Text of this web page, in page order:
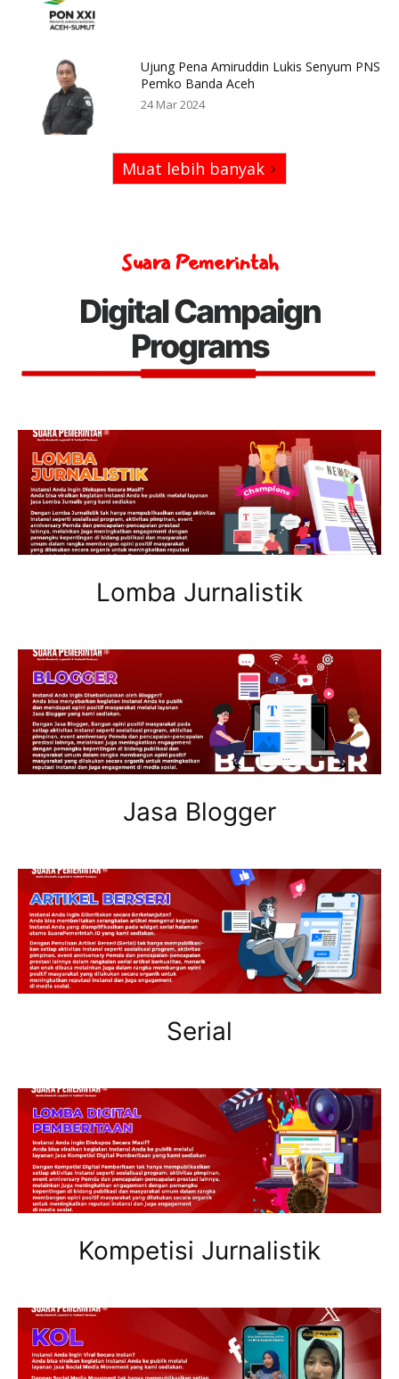
Ujung Pena Amiruddin Lukis Senyum PNS
Pemko Banda Aceh
24 Mar 2024
Muat lebih banyak
Suara Pemerintah
Digital Campaign
Programs
Lomba Jurnalistik
Jasa Blogger
Serial
Kompetisi Jurnalistik